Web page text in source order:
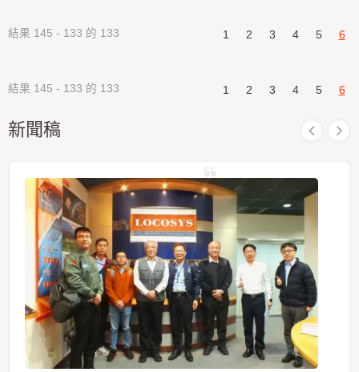
結果 145 - 133 的 133 1 2 3 4 5 6
結果 145 - 133 的 133 1 2 3 4 5 6
新聞稿